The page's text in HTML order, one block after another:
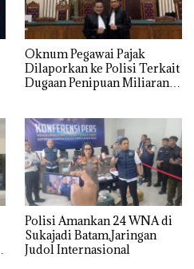
Oknum Pegawai Pajak
Dilaporkan ke Polisi Terkait
Dugaan Penipuan Miliaran
Polisi Amankan 24 WNA di
Sukajadi Batam,Jaringan
Judol Internasional